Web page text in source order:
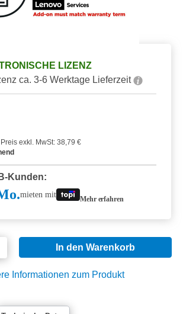
LIZENZ
ca. 3-6 Werktage Lieferzeit
Preis exkl. MwSt: 38,79 €
Kunden:
mieten mit Mehr erfahren
Gib den gewünschten
In den Warenkorb
Informationen zum Produkt